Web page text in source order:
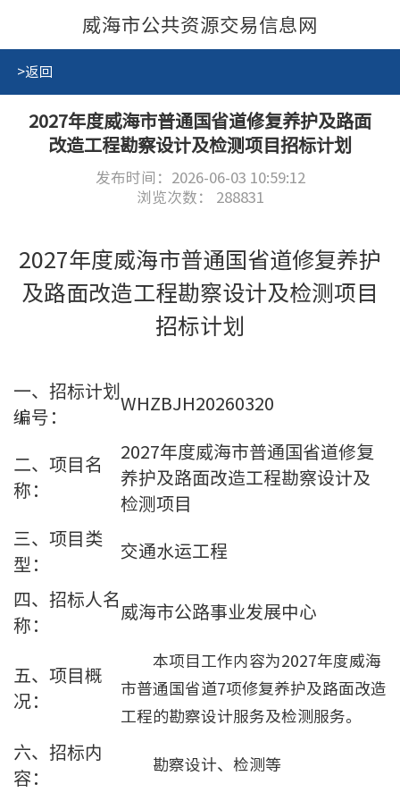
威海市公共资源交易信息网
>返回
2027年度威海市普通国省道修复养护及路面
改造工程勘察设计及检测项目招标计划
发布时间：2026-06-03 10:59:12
浏览次数： 288831
2027年度威海市普通国省道修复养护
及路面改造工程勘察设计及检测项目
招标计划
一、招标计划
编号：
WHZBJH20260320
二、项目名
称：
2027年度威海市普通国省道修复
养护及路面改造工程勘察设计及
检测项目
三、项目类
型：
交通水运工程
四、招标人名
称：
威海市公路事业发展中心
五、项目概
况：
本项目工作内容为2027年度威海
市普通国省道7项修复养护及路面改造
工程的勘察设计服务及检测服务。
六、招标内
容：
勘察设计、检测等